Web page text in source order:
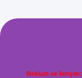
Reklam ve İletişim: